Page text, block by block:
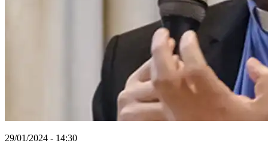
29/01/2024 - 14:30